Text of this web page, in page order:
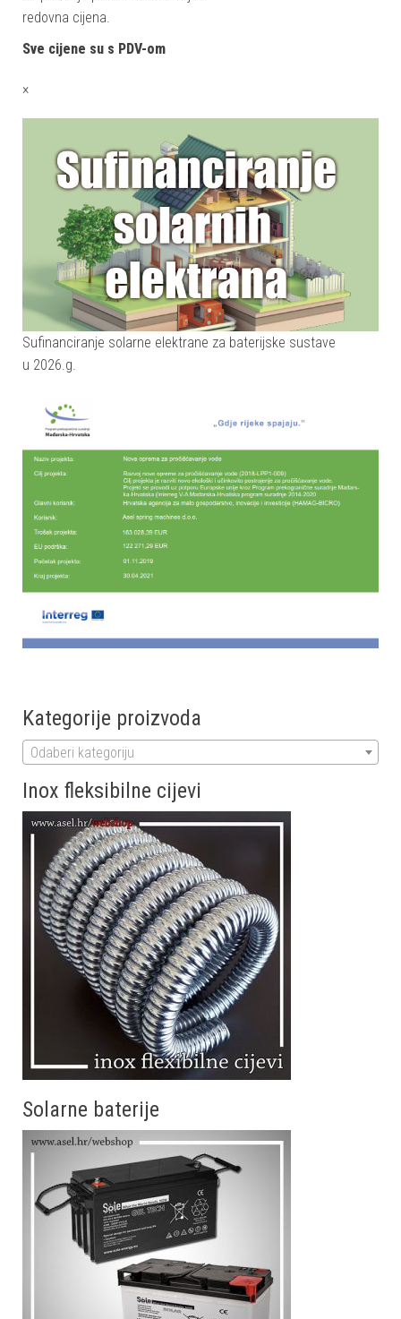
redovna cijena.
Sve cijene su s PDV-om
×
Sufinanciranje solarne elektrane za baterijske sustave
u 2026.g.
Kategorije proizvoda
Odaberi kategoriju
Inox fleksibilne cijevi
Solarne baterije